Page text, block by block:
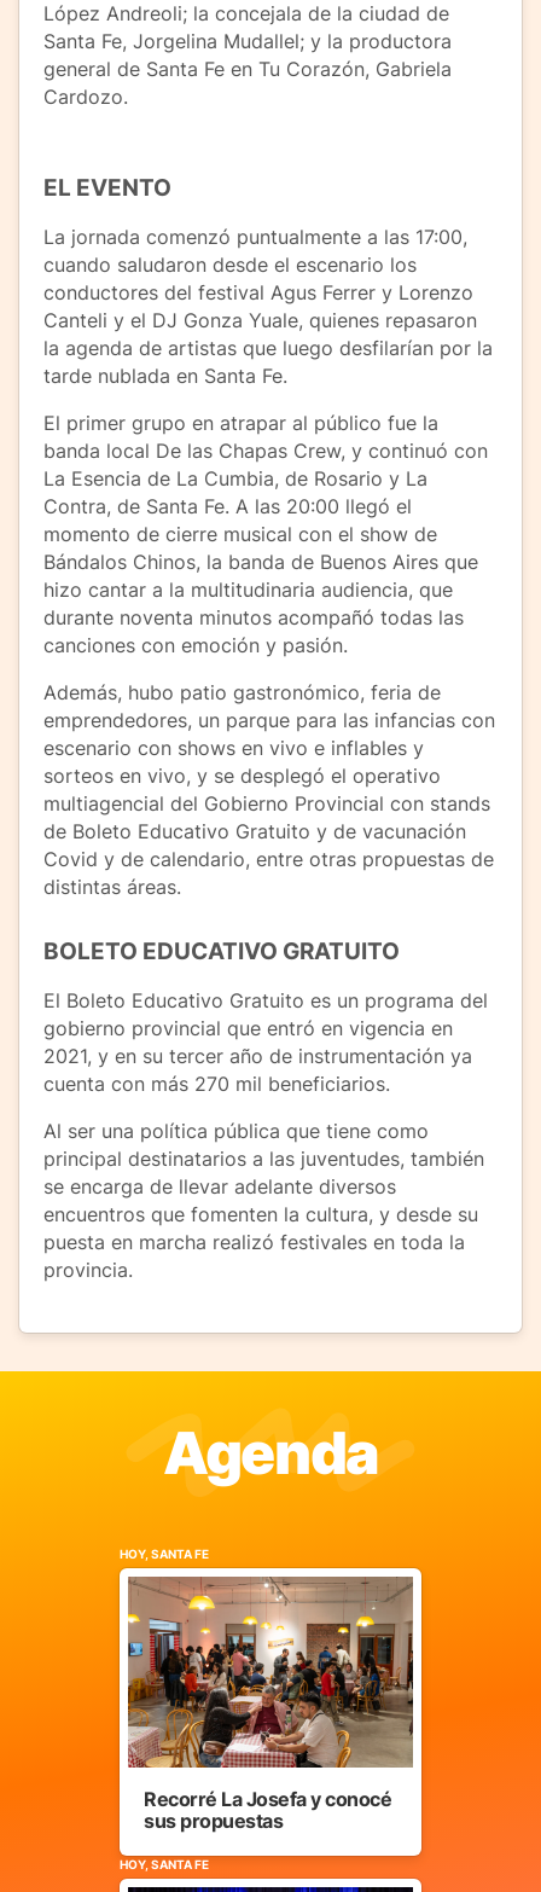
López Andreoli; la concejala de la ciudad de
Santa Fe, Jorgelina Mudallel; y la productora
general de Santa Fe en Tu Corazón, Gabriela
Cardozo.
EL EVENTO
La jornada comenzó puntualmente a las 17:00,
cuando saludaron desde el escenario los
conductores del festival Agus Ferrer y Lorenzo
Canteli y el DJ Gonza Yuale, quienes repasaron
la agenda de artistas que luego desfilarían por la
tarde nublada en Santa Fe.
El primer grupo en atrapar al público fue la
banda local De las Chapas Crew, y continuó con
La Esencia de La Cumbia, de Rosario y La
Contra, de Santa Fe. A las 20:00 llegó el
momento de cierre musical con el show de
Bándalos Chinos, la banda de Buenos Aires que
hizo cantar a la multitudinaria audiencia, que
durante noventa minutos acompañó todas las
canciones con emoción y pasión.
Además, hubo patio gastronómico, feria de
emprendedores, un parque para las infancias con
escenario con shows en vivo e inflables y
sorteos en vivo, y se desplegó el operativo
multiagencial del Gobierno Provincial con stands
de Boleto Educativo Gratuito y de vacunación
Covid y de calendario, entre otras propuestas de
distintas áreas.
BOLETO EDUCATIVO GRATUITO
El Boleto Educativo Gratuito es un programa del
gobierno provincial que entró en vigencia en
2021, y en su tercer año de instrumentación ya
cuenta con más 270 mil beneficiarios.
Al ser una política pública que tiene como
principal destinatarios a las juventudes, también
se encarga de llevar adelante diversos
encuentros que fomenten la cultura, y desde su
puesta en marcha realizó festivales en toda la
provincia.
Agenda
HOY, SANTA FE
Recorré La Josefa y conocé
sus propuestas
HOY, SANTA FE